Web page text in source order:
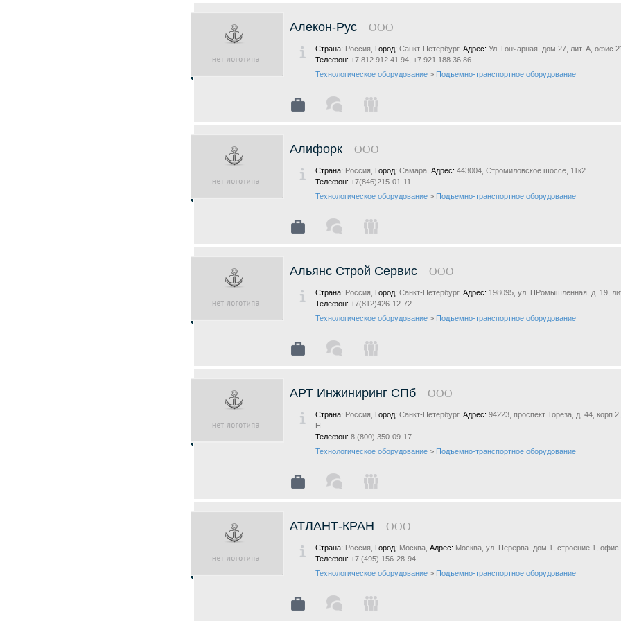
Алекон-Рус ООО
Страна: Россия, Город: Санкт-Петербург, Адрес: Ул. Гончарная, дом 27, лит. А, офис
Телефон: +7 812 912 41 94, +7 921 188 36 86
Технологическое оборудование > Подъемно-транспортное оборудование
Алифорк ООО
Страна: Россия, Город: Самара, Адрес: 443004, Стромиловское шоссе, 11к2
Телефон: +7(846)215-01-11
Технологическое оборудование > Подъемно-транспортное оборудование
Альянс Строй Сервис ООО
Страна: Россия, Город: Санкт-Петербург, Адрес: 198095, ул. ПРомышленная, д. 19,
Телефон: +7(812)426-12-72
Технологическое оборудование > Подъемно-транспортное оборудование
АРТ Инжиниринг СПб ООО
Страна: Россия, Город: Санкт-Петербург, Адрес: 94223, проспект Тореза, д. 44,
Н
Телефон: 8 (800) 350-09-17
Технологическое оборудование > Подъемно-транспортное оборудование
АТЛАНТ-КРАН ООО
Страна: Россия, Город: Москва, Адрес: Москва, ул. Перерва, дом 1, строение 1, офис
Телефон: +7 (495) 156-28-94
Технологическое оборудование > Подъемно-транспортное оборудование